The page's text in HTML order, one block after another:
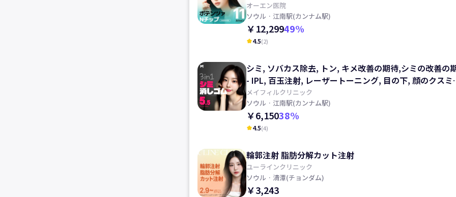
オーエン医院
ソウル · 江南駅(カンナム駅)
￥12,29949%
kid_star4.5(2)
シミ, ソバカス除去, トン, キメ改善の期待,シミの改善の
- IPL, 百玉注射, レーザートーニング, 目の下, 顔のクスミ
善の期待
メイフィルクリニック
ソウル · 江南駅(カンナム駅)
￥6,15038%
kid_star4.5(4)
輪郭注射 脂肪分解カット注射
ユーラインクリニック
ソウル · 清潭(チョンダム)
￥3,243